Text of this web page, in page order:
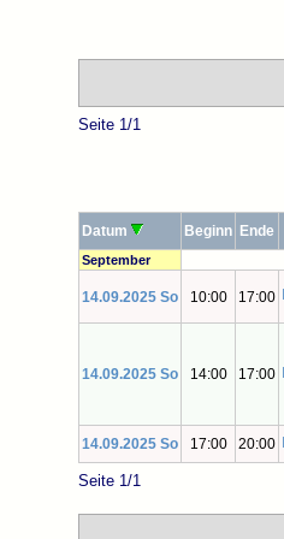
Seite 1/1
Datum Beginn Ende
September
14.09.2025 So 10:00 17:00
14.09.2025 So 14:00 17:00
14.09.2025 So 17:00 20:00
Seite 1/1